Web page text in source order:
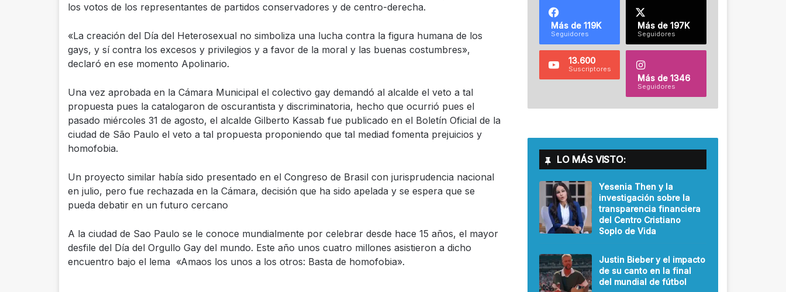
los votos de los representantes de partidos conservadores y de centro-derecha.
«La creación del Día del Heterosexual no simboliza una lucha contra la figura humana de los
gays, y sí contra los excesos y privilegios y a favor de la moral y las buenas costumbres»,
declaró en ese momento Apolinario.
Una vez aprobada en la Cámara Municipal el colectivo gay demandó al alcalde el veto a tal
propuesta pues la catalogaron de oscurantista y discriminatoria, hecho que ocurrió pues el
pasado miércoles 31 de agosto, el alcalde Gilberto Kassab fue publicado en el Boletín Oficial de la
ciudad de São Paulo el veto a tal propuesta proponiendo que tal mediad fomenta prejuicios y
homofobia.
Un proyecto similar había sido presentado en el Congreso de Brasil con jurisprudencia nacional
en julio, pero fue rechazada en la Cámara, decisión que ha sido apelada y se espera que se
pueda debatir en un futuro cercano
A la ciudad de Sao Paulo se le conoce mundialmente por celebrar desde hace 15 años, el mayor
desfile del Día del Orgullo Gay del mundo. Este año unos cuatro millones asistieron a dicho
encuentro bajo el lema «Amaos los unos a los otros: Basta de homofobia».
Más de 119K
Seguidores
Más de 197K
Seguidores
13.600
Suscriptores
Más de 1346
Seguidores
LO MÁS VISTO:
Yesenia Then y la
investigación sobre la
transparencia financiera
del Centro Cristiano
Soplo de Vida
Justin Bieber y el impacto
de su canto en la final
del mundial de fútbol